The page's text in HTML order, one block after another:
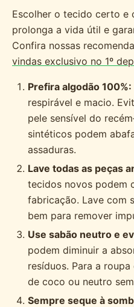
Escolher o tecido certo e
prolonga a vida útil e
Confira nossas
vindas exclusivo no 1º
Prefira algodão 100%:
respirável e macio.
pele sensível do
sintéticos podem
assaduras.
Lave todas as peças
tecidos novos podem
fabricação. Lave com
bem para remover
Use sabão neutro e
podem diminuir a
resíduos. Para a
de coco ou neutro
Sempre seque à